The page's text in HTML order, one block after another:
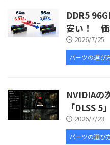
DDR5
安い！ 価
2026/7/25
パーツの選び
NVIDIAの
「DLSS 5
2026/7/23
パーツの選び